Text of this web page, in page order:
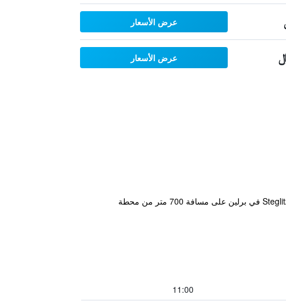
عرض الأسعار
عرض الأسعار
يوفر هذا البيت غرفاً فردية أو مزدوجة أو عائلية مع خدمة الإنترنت المجانية ومواقف مجانية للسيارات. يقع في حي Steglitz في برلين على مسافة 700 متر من محطة
11:00